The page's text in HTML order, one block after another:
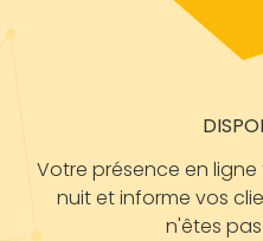
Votre présence en
nuit et informe vos
n'êtes